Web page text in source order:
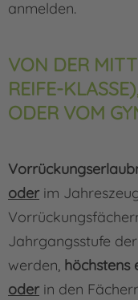
anmelden.
VON DER
REIFE-
ODER VOM
oder im
Jahrgangsstufe
werden, höchstens
oder in den